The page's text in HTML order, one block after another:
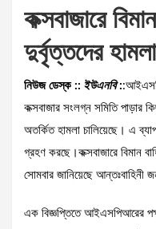
কক্সবাজারে
দুর্বৃত্তদের
নিউজ ডেস্ক :: ইউএনবি:
কক্সবাজার সংলগ্ন সমিতি পাড়ার
অতর্কিত হামলা চালিয়েছে। এ
গ্রহণ করছে।কক্সবাজারে বিমান
সোমবার জানিয়েছে
এক বিজ্ঞপ্তিতে আইএসপিআরের পক্ষ